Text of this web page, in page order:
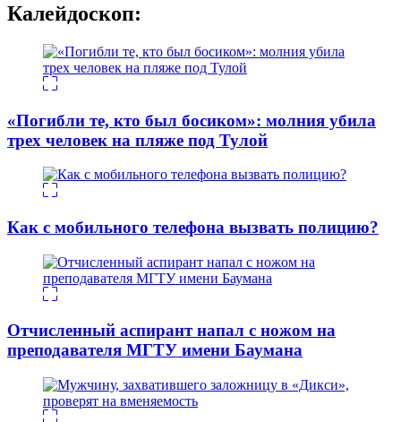
Калейдоскоп:
«Погибли те, кто был босиком»: молния убила
трех человек на пляже под Тулой
Как с мобильного телефона вызвать полицию?
Отчисленный аспирант напал с ножом на
преподавателя МГТУ имени Баумана